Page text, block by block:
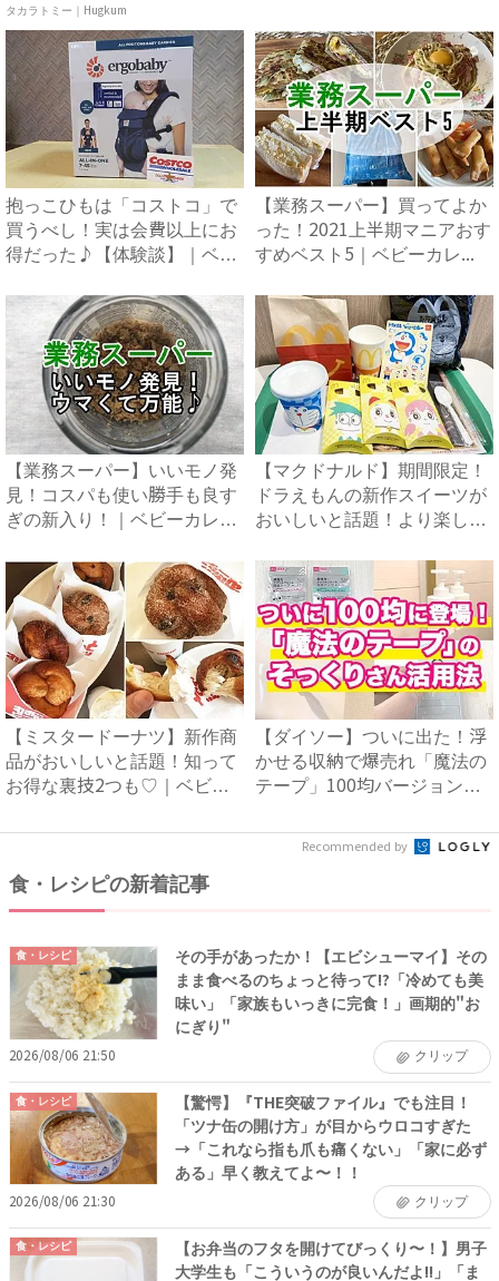
ア ...
タカラトミー｜Hugkum
抱っこひもは「コストコ」で
買うべし！実は会費以上にお
得だった♪【体験談】｜ベビ
【業務スーパー】買ってよか
った！2021上半期マニアおす
すめベスト5｜ベビーカレ...
【業務スーパー】いいモノ発
見！コスパも使い勝手も良す
ぎの新入り！｜ベビーカレン
【マクドナルド】期間限定！
ドラえもんの新作スイーツが
おいしいと話題！より楽しむ
【ミスタードーナツ】新作商
品がおいしいと話題！知って
お得な裏技2つも♡｜ベビー
【ダイソー】ついに出た！浮
かせる収納で爆売れ「魔法の
テープ」100均バージョン
Recommended by
食・レシピの新着記事
食・レシピ
その手があったか！【エビシューマイ】その
まま食べるのちょっと待って!?「冷めても美
味い」「家族もいっきに完食！」画期的"お
にぎり"
2026/08/06 21:50 クリップ
食・レシピ
【驚愕】『THE突破ファイル』でも注目！
「ツナ缶の開け方」が目からウロコすぎた
→「これなら指も爪も痛くない」「家に必ず
ある」早く教えてよ〜！！
2026/08/06 21:30 クリップ
食・レシピ
【お弁当のフタを開けてびっくり〜！】男子
大学生も「こういうのが良いんだよ!!」「ま